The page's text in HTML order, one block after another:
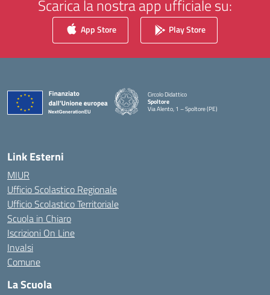
Scarica la nostra app ufficiale su:
App Store Play Store
Circolo Didattico
Spoltore
Via Alento, 1 – Spoltore (PE)
— Visita la pagina iniziale della scuola
Link Esterni
MIUR
Ufficio Scolastico Regionale
Ufficio Scolastico Territoriale
Scuola in Chiaro
Iscrizioni On Line
Invalsi
Comune
La Scuola